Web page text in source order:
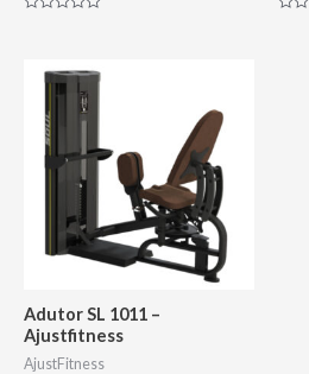
Adutor SL 1011 –
Ajustfitness
AjustFitness